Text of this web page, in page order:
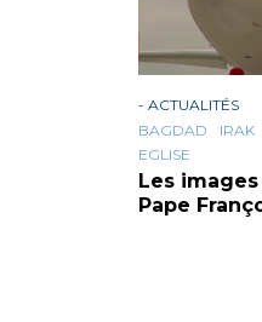
- ACTUALITÉS
BAGDAD
IRAK
EGLISE
Les
Pape